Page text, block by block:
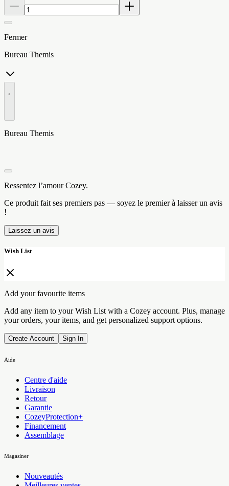
Fermer
Bureau Themis
•
Bureau Themis
Ressentez l’amour Cozey.
Ce produit fait ses premiers pas — soyez le premier à laisser un avis
!
Laissez un avis
Wish List
Add your favourite items
Add any item to your Wish List with a Cozey account. Plus, manage
your orders, your items, and get personalized support options.
Create Account Sign In
Aide
Centre d'aide
Livraison
Retour
Garantie
CozeyProtection+
Financement
Assemblage
Magasiner
Nouveautés